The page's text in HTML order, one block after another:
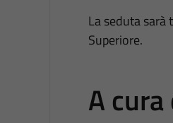
La seduta sarà
Superiore.
A cura